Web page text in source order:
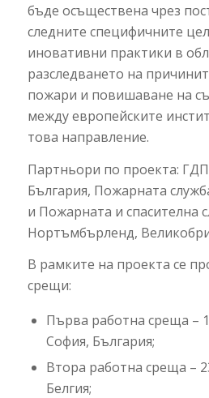
бъде осъществена чрез
следните специфичните
иновативни практики в
разследването на
пожари и повишаване на
между европейските
това направление.
Партньори по проекта:
България, Пожарната
и Пожарната и спасителна
Нортъмбърленд,
В рамките на проекта се
срещи:
Първа работна среща –
София, България;
Втора работна среща –
Белгия;